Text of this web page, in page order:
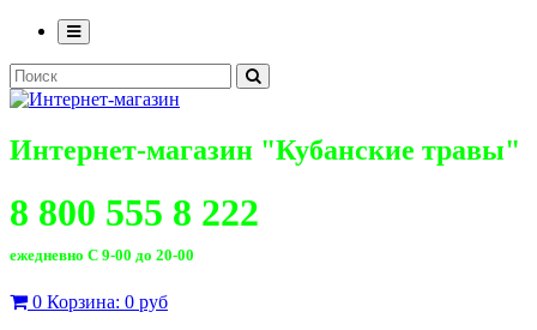
Интернет-магазин "Кубанские травы"
8 800 555 8 222
ежедневно С 9-00 до 20-00
0 Корзина: 0 руб